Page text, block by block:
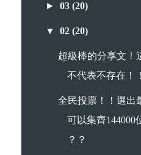
►03(20)
▼02(20)
超級棒的分享文！
不代表不存在！！
全民投票！！選出
可以集齊144000
？？